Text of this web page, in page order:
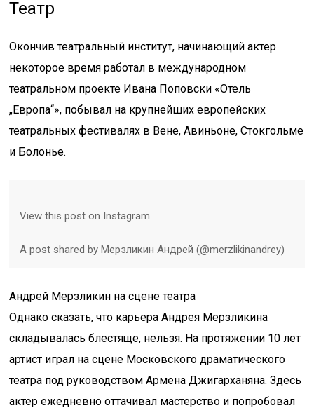
Театр
Окончив театральный институт, начинающий актер
некоторое время работал в международном
театральном проекте Ивана Поповски «Отель
„Европа“», побывал на крупнейших европейских
театральных фестивалях в Вене, Авиньоне, Стокгольме
и Болонье.
View this post on Instagram
A post shared by Мерзликин Андрей (@merzlikinandrey)
Андрей Мерзликин на сцене театра
Однако сказать, что карьера Андрея Мерзликина
складывалась блестяще, нельзя. На протяжении 10 лет
артист играл на сцене Московского драматического
театра под руководством Армена Джигарханяна. Здесь
актер ежедневно оттачивал мастерство и попробовал